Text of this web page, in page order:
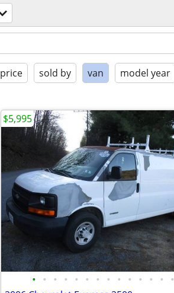
price sold by van model year
• • • • • • • • • • • • • •
$5,995